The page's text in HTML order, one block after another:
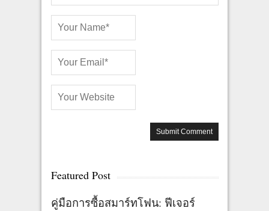
Featured Post
คู่มือการซื้อสมาร์ทโฟน: ฟีเจอร์